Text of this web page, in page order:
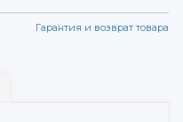
Гарантия и возврат товара